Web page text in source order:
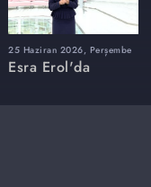
25 Haziran 2026, Perşembe
Esra Erol'da